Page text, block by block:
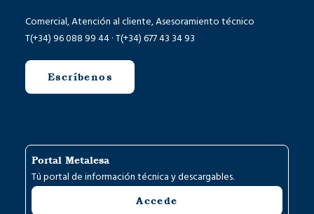
Comercial, Atención al cliente, Asesoramiento técnico
T(+34) 96 088 99 44 · T(+34) 677 43 34 93
Escríbenos
Portal Metalesa
Tú portal de información técnica y descargables.
Accede